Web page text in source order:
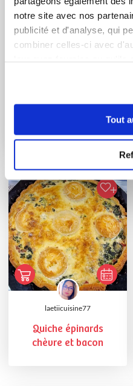
notre site avec nos
publicité et d'analyse, qui
combiner celles-ci avec
Tout
boudin/champignons
laetiicuisine77
Quiche épinards
chèvre et bacon